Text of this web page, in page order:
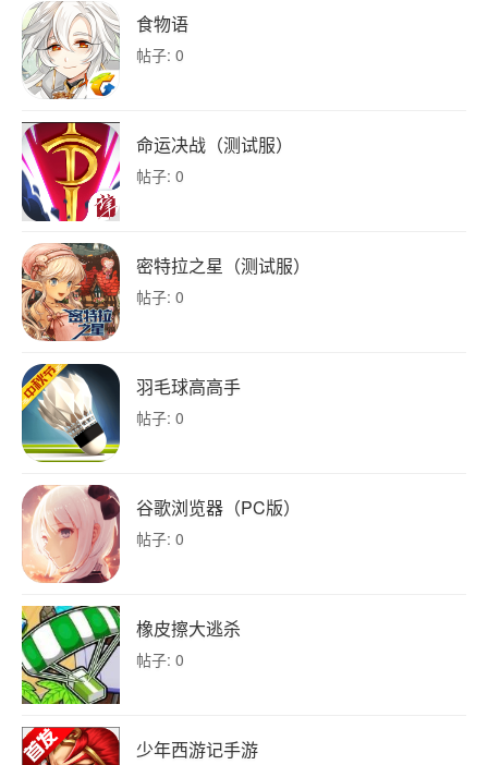
食物语
帖子: 0
命运决战（测试服）
帖子: 0
密特拉之星（测试服）
帖子: 0
羽毛球高高手
帖子: 0
谷歌浏览器（PC版）
帖子: 0
橡皮擦大逃杀
帖子: 0
少年西游记手游